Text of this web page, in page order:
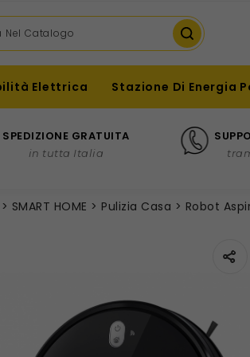
Elettrica Stazione Di Energia
SPEDIZIONE GRATUITA
in tutta Italia
SMART HOME Pulizia Casa Robot